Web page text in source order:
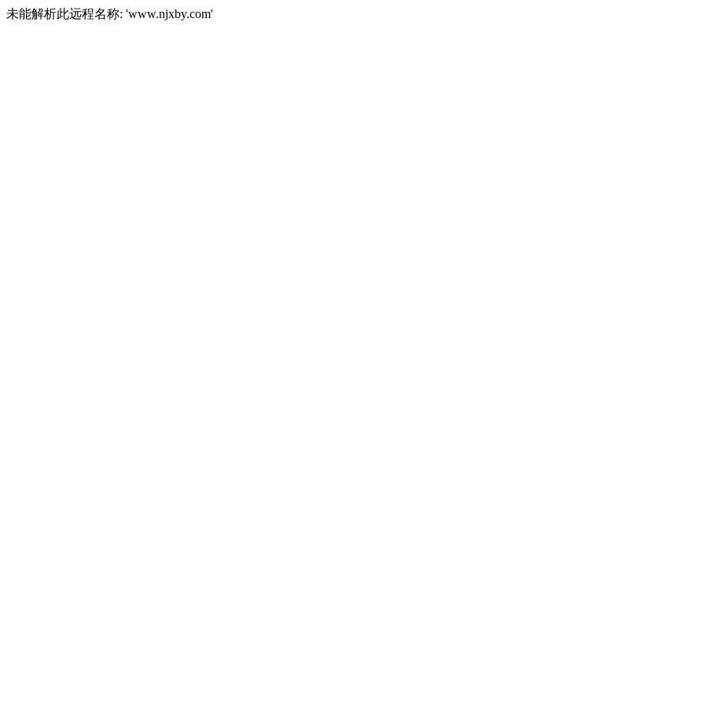
未能解析此远程名称: 'www.njxby.com'